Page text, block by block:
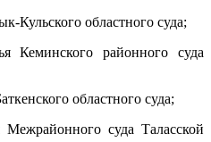
Кульского областного суда;
Кеминского районного суда
областного суда;
суда Таласской